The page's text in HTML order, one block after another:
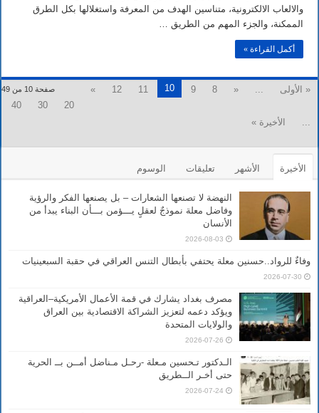
والالعاب الالكترونية، متناسين الهدف من المعرفة واستغلالها بكل الطرق
الممكنة، والجزء المهم من الطريق …
أكمل القراءة »
صفحة 10 من 49 « الأولى «
8
9
10
11
12
»
20
30
40
الأخيرة »
الأخيرة الأشهر تعليقات الوسوم
النهضة لا تصنعها الشعارات – بل يصنعها الفكر والرؤية
وفاضل معلة نموذجٌ لعقلٍ يـــؤمن بـــأن البناء يبدأ من
الأنسان
2026-08-03
وفاءٌ للرواد..حسنين معلة يحتفي بأبطال التنس العراقي في حقبة السبعينيات
2026-07-30
مصرف بغداد يشارك في قمة الأعمال الأمريكية–العراقية
ويؤكد دعمه لتعزيز الشراكة الاقتصادية بين العراق
والولايات المتحدة
2026-07-26
الـدكتور تـحسين مـعلة -رحـل مـناضل أمــن بــ الحرية
حتى أخـر الــطريق
2026-07-24